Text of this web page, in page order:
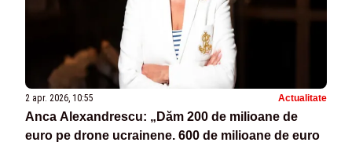
2 apr. 2026, 10:55 Actualitate
Anca Alexandrescu: „Dăm 200 de milioane de
euro pe drone ucrainene. 600 de milioane de euro